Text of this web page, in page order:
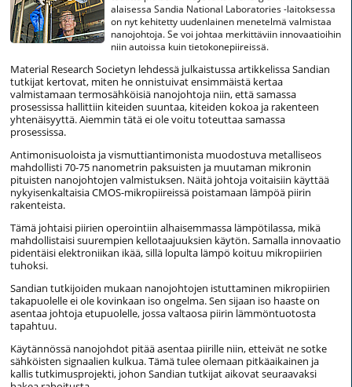
alaisessa Sandia National Laboratories -laitoksessa
on nyt kehitetty uudenlainen menetelmä valmistaa
nanojohtoja. Se voi johtaa merkittäviin innovaatioihin
niin autoissa kuin tietokonepiireissä.
Material Research Societyn lehdessä julkaistussa artikkelissa Sandian
tutkijat kertovat, miten he onnistuivat ensimmäistä kertaa
valmistamaan termosähköisiä nanojohtoja niin, että samassa
prosessissa hallittiin kiteiden suuntaa, kiteiden kokoa ja rakenteen
yhtenäisyyttä. Aiemmin tätä ei ole voitu toteuttaa samassa
prosessissa.
Antimonisuoloista ja vismuttiantimonista muodostuva metalliseos
mahdollisti 70-75 nanometrin paksuisten ja muutaman mikronin
pituisten nanojohtojen valmistuksen. Näitä johtoja voitaisiin käyttää
nykyisenkaltaisia CMOS-mikropiireissä poistamaan lämpöä piirin
rakenteista.
Tämä johtaisi piirien operointiin alhaisemmassa lämpötilassa, mikä
mahdollistaisi suurempien kellotaajuuksien käytön. Samalla innovaatio
pidentäisi elektroniikan ikää, sillä lopulta lämpö koituu mikropiirien
tuhoksi.
Sandian tutkijoiden mukaan nanojohtojen istuttaminen mikropiirien
takapuolelle ei ole kovinkaan iso ongelma. Sen sijaan iso haaste on
asentaa johtoja etupuolelle, jossa valtaosa piirin lämmöntuotosta
tapahtuu.
Käytännössä nanojohdot pitää asentaa piirille niin, etteivät ne sotke
sähköisten signaalien kulkua. Tämä tulee olemaan pitkäaikainen ja
kallis tutkimusprojekti, johon Sandian tutkijat aikovat seuraavaksi